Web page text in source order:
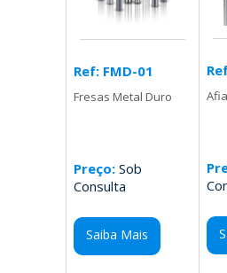
Ref: FMD-01
Fresas Metal Duro
Preço: Sob
Consulta
Saiba Mais